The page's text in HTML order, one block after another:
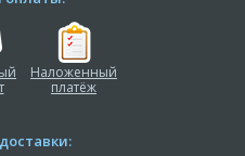
Наложенный
платёж